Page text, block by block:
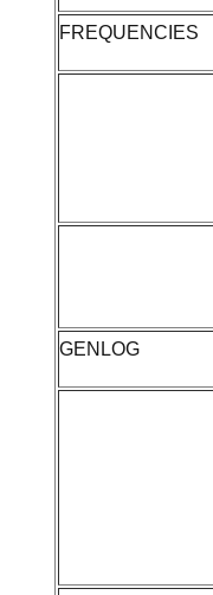
FREQUENCIES
GENLOG